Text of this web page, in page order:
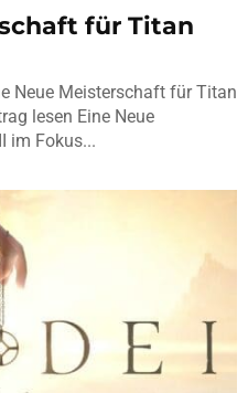
für Titan
Neue Meisterschaft für Titan
lesen Eine Neue
im Fokus...